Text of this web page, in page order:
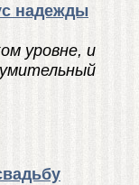
надежды
уровне, и